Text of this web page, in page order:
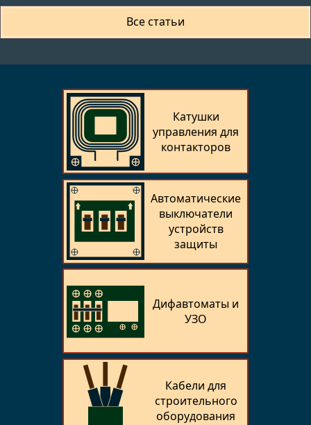
Все статьи
Катушки
управления для
контакторов
Автоматические
выключатели
устройств
защиты
Дифавтоматы и
УЗО
Кабели для
строительного
оборудования